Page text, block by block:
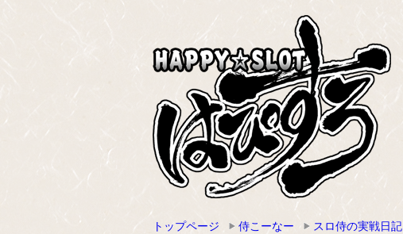
トップページ 侍こーなー スロ侍の実戦日記